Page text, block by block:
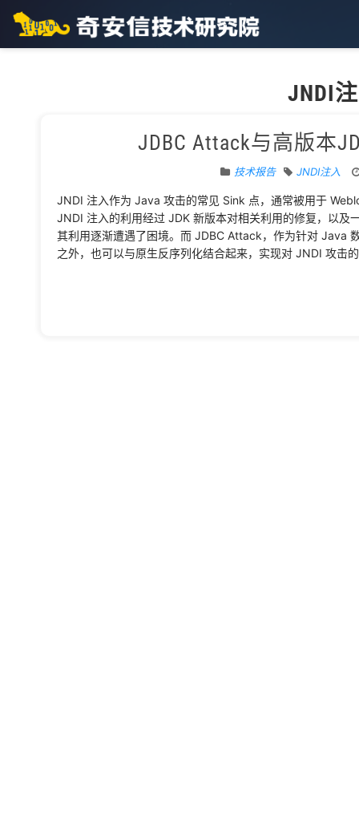
JNDI
JDBC Attack与高版本
技术报告 JNDI注入
JNDI 注入作为 Java 攻击的常见 Sink 点，通常被用于
JNDI 注入的利用经过 JDK 新版本对相关利用的修复，以及
其利用逐渐遭遇了困境。而 JDBC Attack，作为针对 Java
之外，也可以与原生反序列化结合起来，实现对 JNDI 攻击